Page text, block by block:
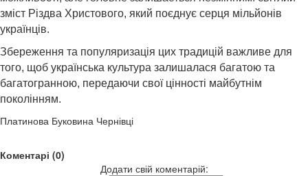
зміст Різдва Христового, який поєднує серця мільйонів
українців.
Збереження та популяризація цих традицій важливе для
того, щоб українська культура залишалася багатою та
багатогранною, передаючи свої цінності майбутнім
поколінням.
Платинова Буковина Чернівці
Коментарі (0)
Додати свій коментарій: